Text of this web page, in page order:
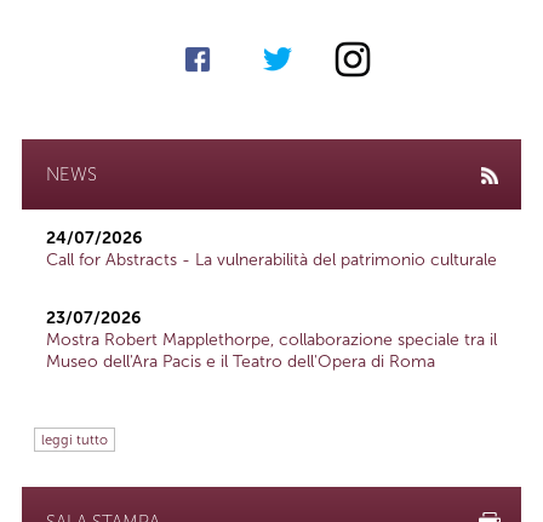
NEWS
24/07/2026
Call for Abstracts - La vulnerabilità del patrimonio culturale
23/07/2026
Mostra Robert Mapplethorpe, collaborazione speciale tra il
Museo dell'Ara Pacis e il Teatro dell'Opera di Roma
leggi tutto